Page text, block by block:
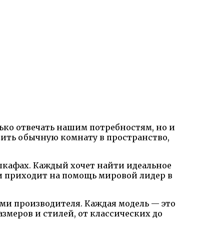
отвечать нашим потребностям, но и
обычную комнату в пространство,
Каждый хочет найти идеальное
приходит на помощь мировой лидер в
производителя. Каждая модель — это
и стилей, от классических до